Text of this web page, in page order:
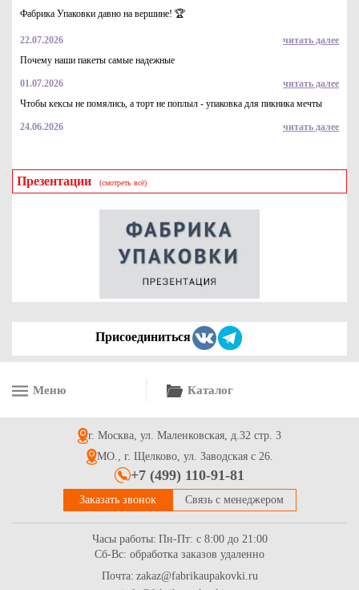
325 Купить
Средство для мытья стекол Chirton, 500 мл
Фабрика Упаковки давно на вершине! 🏆
22.07.2026
читать далее
Почему наши пакеты самые надежные
01.07.2026
читать далее
Чтобы кексы не помялись, а торт не поплыл - упаковка для пикника мечты
24.06.2026 читать далее
Презентации (смотреть всё)
Присоединиться
Меню Каталог
г. Москва, ул. Маленковская, д.32 стр. 3
МО., г. Щелково, ул. Заводская с 26.
+7 (499) 110-91-81
Заказать звонок Связь с менеджером
Часы работы: Пн-Пт: с 8:00 до 21:00
Сб-Вс: обработка заказов удаленно
Почта: zakaz@fabrikaupakovki.ru